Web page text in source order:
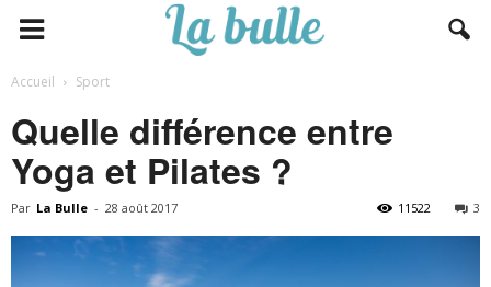
Accueil Sport
Quelle différence entre
Yoga et Pilates ?
Par La Bulle - 28 août 2017 3
11522